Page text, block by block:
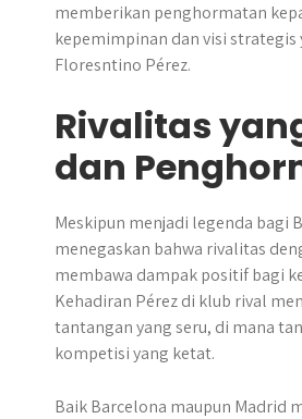
memberikan penghormatan
kepemimpinan dan visi
Floresntino Pérez.
Rivalitas
dan
Meskipun menjadi legenda bagi
menegaskan bahwa rivalitas
membawa dampak positif bagi
Kehadiran Pérez di klub rival
tantangan yang seru, di mana
kompetisi yang ketat.
Baik Barcelona maupun Madrid